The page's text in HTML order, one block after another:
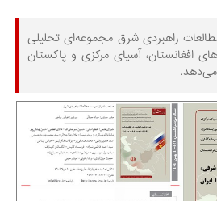
راهبردی شرق مجموعه‌ای تحلیلی
افغانستان، آسیای مرکزی و پاکستان
می‌دهد.